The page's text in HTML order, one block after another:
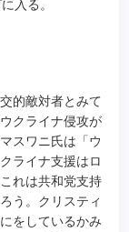
入る。
的敵対者とみて
クライナ侵攻が
スワニ氏は「ウ
ライナ支援はロ
れは共和党支持
う。クリスティ
をしているかみ